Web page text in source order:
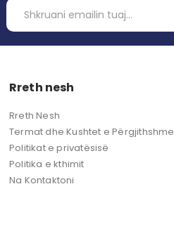
Rreth nesh
Rreth Nesh
Termat dhe Kushtet e Përgjithshme
Politikat e privatësisë
Politika e kthimit
Na Kontaktoni